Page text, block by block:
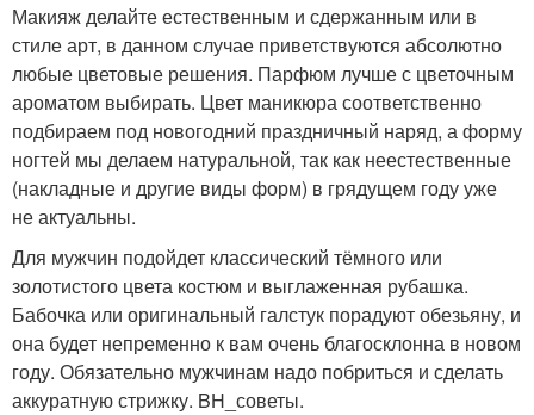
Макияж делайте естественным и сдержанным или в
стиле арт, в данном случае приветствуются абсолютно
любые цветовые решения. Парфюм лучше с цветочным
ароматом выбирать. Цвет маникюра соответственно
подбираем под новогодний праздничный наряд, а форму
ногтей мы делаем натуральной, так как неестественные
(накладные и другие виды форм) в грядущем году уже
не актуальны.
Для мужчин подойдет классический тёмного или
золотистого цвета костюм и выглаженная рубашка.
Бабочка или оригинальный галстук порадуют обезьяну, и
она будет непременно к вам очень благосклонна в новом
году. Обязательно мужчинам надо побриться и сделать
аккуратную стрижку. BH_советы.